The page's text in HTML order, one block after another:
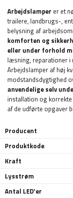
Arbejdslamper er et
trailere, landbrugs-,
belysning af
komforten og
eller under forhold
læsning, reparationer i
Arbejdslamper af høj
modstandsdygtighed
anvendelige selv
installation og
af ​​de udførte opgaver
Producent
Produktkode
Kraft
Lysstrøm
Antal LED'er